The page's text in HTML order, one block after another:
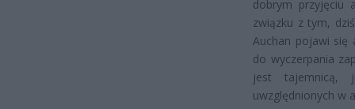
dobrym przyjęciu
związku z tym,
Auchan pojawi się
do wyczerpania
jest tajemnicą,
uwzględnionych w